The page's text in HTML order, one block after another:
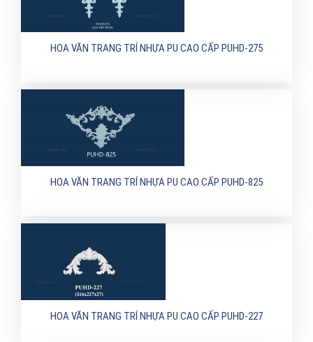
HOA VĂN TRANG TRÍ NHỰA PU CAO CẤP PUHD-275
HOA VĂN TRANG TRÍ NHỰA PU CAO CẤP PUHD-825
HOA VĂN TRANG TRÍ NHỰA PU CAO CẤP PUHD-227